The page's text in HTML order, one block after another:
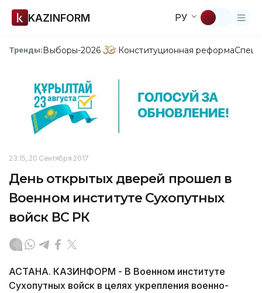
KAZINFORM РУ
Тренды:Выборы-2026 Конституционная реформа
23:15, 20 Сентября 2017
День открытых дверей прошел в
Военном институте Сухопутных
войск ВС РК
АСТАНА. КАЗИНФОРМ - В Военном институте
Сухопутных войск в целях укрепления военно-